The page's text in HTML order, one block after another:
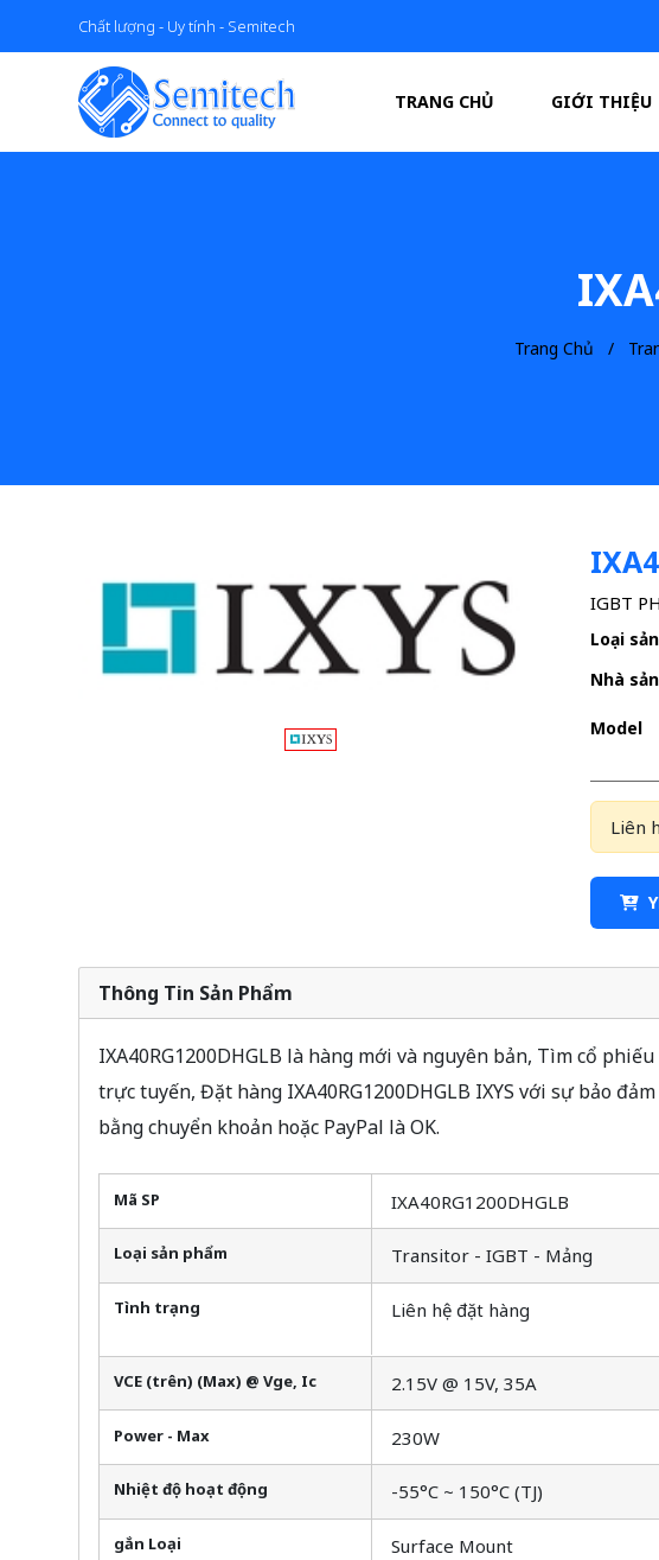
Chất lượng - Uy tính - Semitech
TRANG CHỦ GIỚI THIỆU
Trang Chủ
IGBT
Loại
Nhà
Model
Liên
Thông Tin Sản Phẩm
IXA40RG1200DHGLB là hàng mới và nguyên bản, Tìm cổ
trực tuyến, Đặt hàng IXA40RG1200DHGLB IXYS với sự bảo
bằng chuyển khoản hoặc PayPal là OK.
Mã SP IXA40RG1200DHGLB
Loại sản phẩm Transitor - IGBT - Mảng
Tình trạng Liên hệ đặt hàng
VCE (trên) (Max) @ Vge, Ic 2.15V @ 15V, 35A
Power - Max 230W
Nhiệt độ hoạt động -55°C ~ 150°C (TJ)
gắn Loại Surface Mount